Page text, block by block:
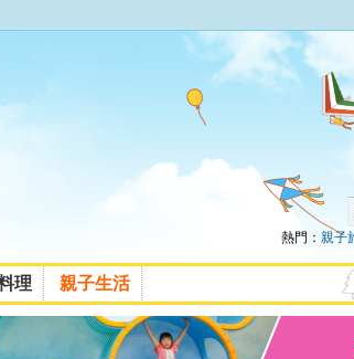
熱門： 親子
理 親子生活